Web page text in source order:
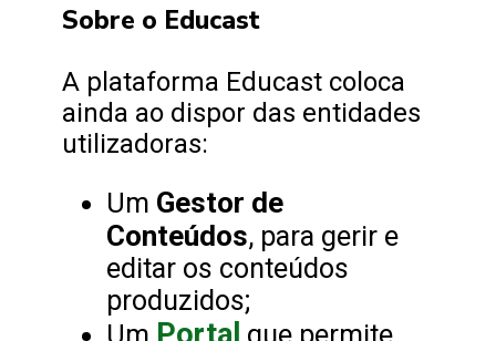
Sobre o Educast
A plataforma Educast coloca
ainda ao dispor das entidades
utilizadoras:
Um Gestor de
Conteúdos, para gerir e
editar os conteúdos
produzidos;
Um
que permite